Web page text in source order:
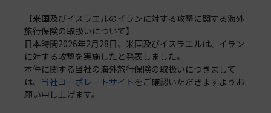
【米国及びイスラエルのイランに対する攻撃に関する海外
旅行保険の取扱いについて】
日本時間2026年2月28日、米国及びイスラエルは、イラン
に対する攻撃を実施したと発表しました。
本件に関する当社の海外旅行保険の取扱いにつきまして
は、 当社コーポレートサイトをご確認いただきますようお
願い申し上げます。